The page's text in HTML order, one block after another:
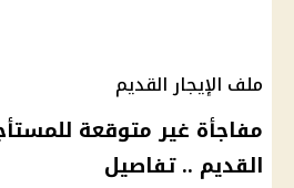
ملف الإيجار القديم
مفاجأة غير متوقعة
القديم .. تفاصيل